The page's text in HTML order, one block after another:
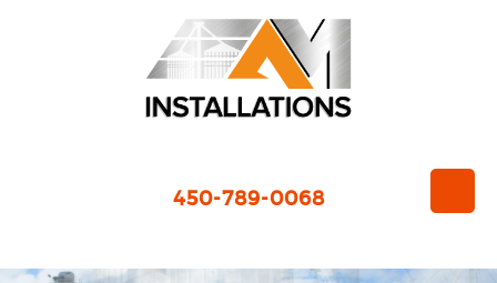
450-789-0068